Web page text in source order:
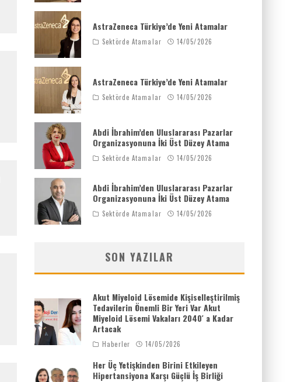
AstraZeneca Türkiye’de Yeni Atamalar
Sektörde Atamalar 14/05/2026
AstraZeneca Türkiye’de Yeni Atamalar
Sektörde Atamalar 14/05/2026
Abdi İbrahim’den Uluslararası Pazarlar
Organizasyonuna İki Üst Düzey Atama
Sektörde Atamalar 14/05/2026
Abdi İbrahim’den Uluslararası Pazarlar
Organizasyonuna İki Üst Düzey Atama
Sektörde Atamalar 14/05/2026
SON YAZILAR
Akut Miyeloid Lösemide Kişiselleştirilmiş
Tedavilerin Önemli Bir Yeri Var Akut
Miyeloid Lösemi Vakaları 2040′ a Kadar
Artacak
Haberler 14/05/2026
Her Üç Yetişkinden Birini Etkileyen
Hipertansiyona Karşı Güçlü İş Birliği